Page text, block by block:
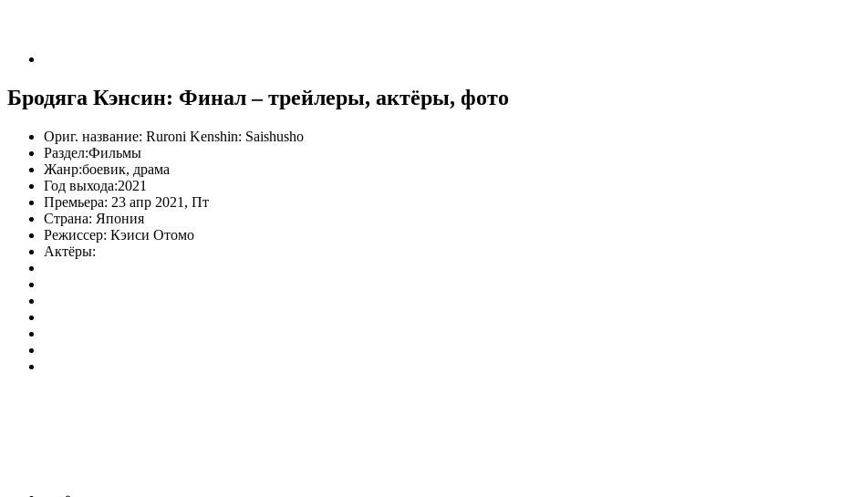
Бродяга Кэнсин: Финал – трейлеры, актёры, фото
Ориг. название: Ruroni Kenshin: Saishusho
Раздел:Фильмы
Жанр:боевик, драма
Год выхода:2021
Премьера: 23 апр 2021, Пт
Страна: Япония
Режиссер: Кэиси Отомо
Актёры: